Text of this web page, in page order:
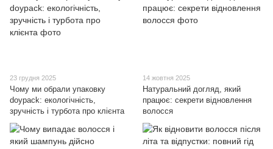
23 грудня 2025
Чому ми обрали упаковку
doypack: екологічність,
зручність і турбота про клієнта
14 жовтня 2025
Натуральний догляд, який
працює: секрети відновлення
волосся